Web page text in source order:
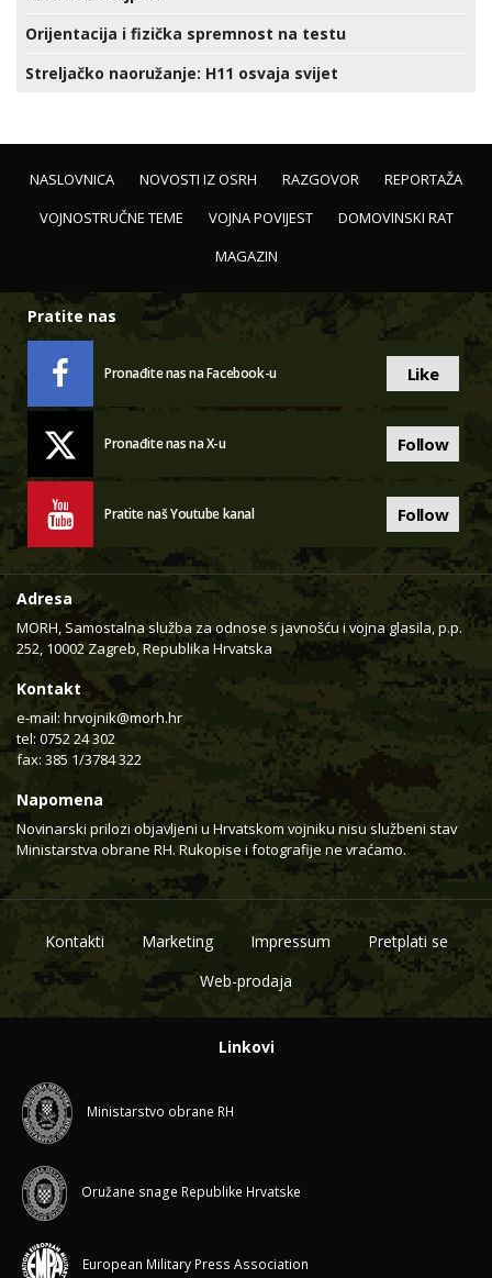
Orijentacija i fizička spremnost na testu
Streljačko naoružanje: H11 osvaja svijet
NASLOVNICA NOVOSTI IZ OSRH RAZGOVOR
REPORTAŽA
VOJNOSTRUČNE TEME
VOJNA POVIJEST
DOMOVINSKI RAT
MAGAZIN
Pratite nas
Pronađite nas na Facebook-u Like
Pronađite nas na X-u Follow
Pratite naš Youtube kanal Follow
Adresa
MORH, Samostalna služba za odnose s javnošću i vojna glasila, p.p.
252, 10002 Zagreb, Republika Hrvatska
Kontakt
e-mail: hrvojnik@morh.hr
tel: 0752 24 302
fax: 385 1/3784 322
Napomena
Novinarski prilozi objavljeni u Hrvatskom vojniku nisu službeni stav
Ministarstva obrane RH. Rukopise i fotografije ne vraćamo.
Kontakti Marketing Impressum
Pretplati se
Web-prodaja
Linkovi
Ministarstvo obrane RH
Oružane snage Republike Hrvatske
European Military Press Association